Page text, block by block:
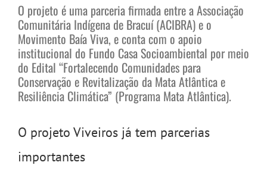
O projeto é uma parceria firmada entre a Associação
Comunitária Indígena de Bracuí (ACIBRA) e o
Movimento Baía Viva, e conta com o apoio
institucional do Fundo Casa Socioambiental por meio
do Edital “Fortalecendo Comunidades para
Conservação e Revitalização da Mata Atlântica e
Resiliência Climática” (Programa Mata Atlântica).
O projeto Viveiros já tem parcerias
importantes